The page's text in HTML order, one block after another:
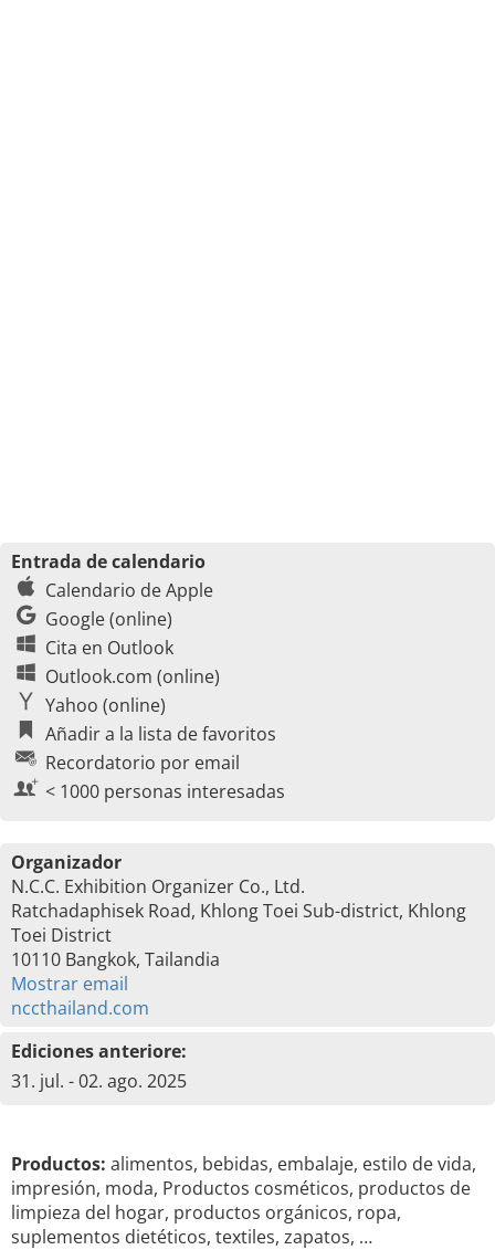
Entrada de calendario
Calendario de Apple
Google (online)
Cita en Outlook
Outlook.com (online)
Yahoo (online)
Añadir a la lista de favoritos
Recordatorio por email
< 1000 personas interesadas
Organizador
N.C.C. Exhibition Organizer Co., Ltd.
Ratchadaphisek Road, Khlong Toei Sub-district, Khlong
Toei District
10110 Bangkok, Tailandia
Mostrar email
nccthailand.com
Ediciones anteriore:
31. jul. - 02. ago. 2025
Productos: alimentos, bebidas, embalaje, estilo de vida,
impresión, moda, Productos cosméticos, productos de
limpieza del hogar, productos orgánicos, ropa,
suplementos dietéticos, textiles, zapatos, …